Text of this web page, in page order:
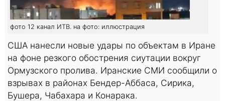
фото 12 канал ИТВ. на фото: иллюстрация
США нанесли новые удары по объектам в Иране
на фоне резкого обострения сиутации вокруг
Ормузского пролива. Иранские СМИ сообщили о
взрывах в районах Бендер-Аббаса, Сирика,
Бушера, Чабахара и Конарака.